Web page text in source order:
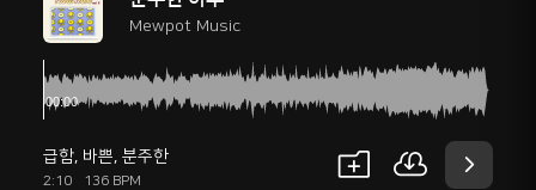
Mewpot Music
급함, 바쁜, 분주한
2:10 136 BPM